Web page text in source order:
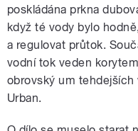
poskládána prkna
když té vody bylo
a regulovat průtok.
vodní tok veden
obrovský um tehdejších
Urban.